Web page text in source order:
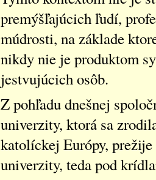
premýšľajúcich ľudí,
múdrosti, na základe
nikdy nie je produktom
jestvujúcich osôb.
Z pohľadu dnešnej
univerzity, ktorá sa
katolíckej Európy,
univerzity, teda pod